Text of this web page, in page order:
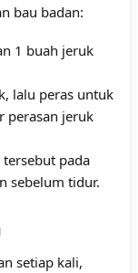
bau badan:
1 buah jeruk
lalu peras untuk
perasan jeruk
pada
sebelum tidur.
setiap kali,